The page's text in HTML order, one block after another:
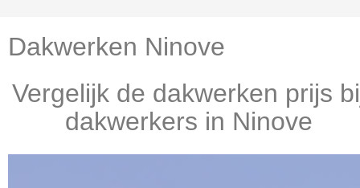
Dakwerken Ninove
Vergelijk de dakwerken prijs
dakwerkers in Ninove